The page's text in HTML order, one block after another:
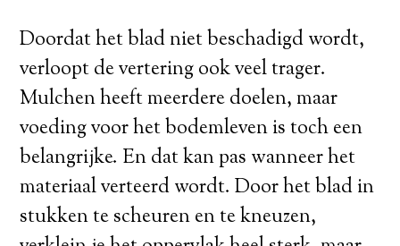
Doordat het blad niet beschadigd wordt,
verloopt de vertering ook veel trager.
Mulchen heeft meerdere doelen, maar
voeding voor het bodemleven is toch een
belangrijke. En dat kan pas wanneer het
materiaal verteerd wordt. Door het blad in
stukken te scheuren en te kneuzen,